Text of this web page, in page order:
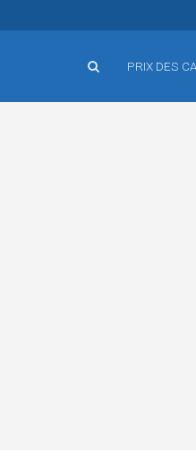
PRIX DES